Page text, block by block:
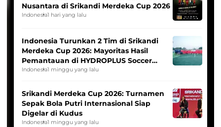
Nusantara di Srikandi Merdeka Cup 2026
Indonesia1 hari yang lalu
Indonesia Turunkan 2 Tim di Srikandi
Merdeka Cup 2026: Mayoritas Hasil
Pemantauan di HYDROPLUS Soccer
League
Indonesia1 minggu yang lalu
Srikandi Merdeka Cup 2026: Turnamen
Sepak Bola Putri Internasional Siap
Digelar di Kudus
Indonesia1 minggu yang lalu